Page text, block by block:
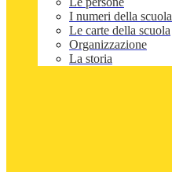
I numeri della scuola
Le carte della scuola
Organizzazione
La storia